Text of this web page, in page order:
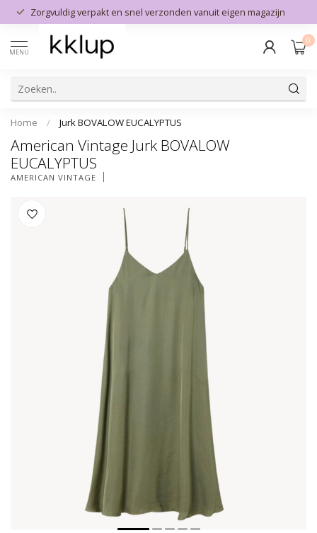
Zorgvuldig verpakt en snel verzonden vanuit eigen magazijn
MENU
0
Home / Jurk BOVALOW EUCALYPTUS
American Vintage Jurk BOVALOW
EUCALYPTUS
AMERICAN VINTAGE